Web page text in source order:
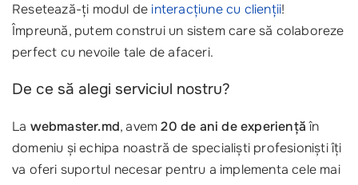
Resetează-ți modul de interacțiune cu clienții!
Împreună, putem construi un sistem care să colaboreze
perfect cu nevoile tale de afaceri.
De ce să alegi serviciul nostru?
La webmaster.md, avem20 de ani de experiențăîn
domeniu și echipa noastră de specialiști profesioniști îți
va oferi suportul necesar pentru a implementa cele mai